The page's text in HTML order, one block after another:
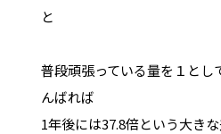
と
普段頑張っている量を１とし
んばれば
1年後には37.8倍という大き